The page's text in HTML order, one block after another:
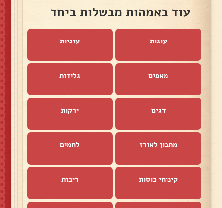
עוד באמהות מבשלות ביחד
עוגות עוגיות
מאפים גלידות
דגים ירקות
מתכון לאורז לחמים
קינוחי כוסות ריבות